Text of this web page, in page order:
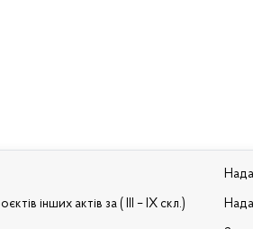
інших актів за ( III – IX скл.)